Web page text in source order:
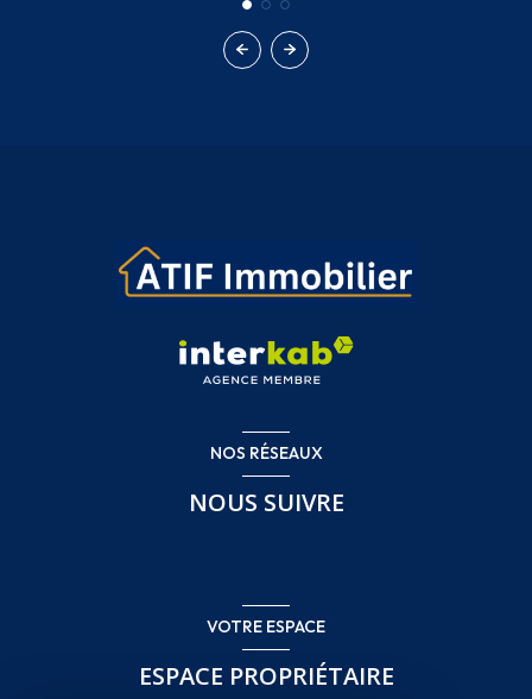
NOS RÉSEAUX
NOUS SUIVRE
VOTRE ESPACE
ESPACE PROPRIÉTAIRE